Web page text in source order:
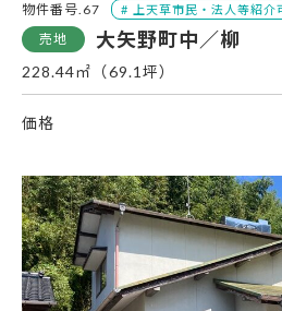
物件番号.67
大矢野町中／柳
228.44㎡（69.1坪）